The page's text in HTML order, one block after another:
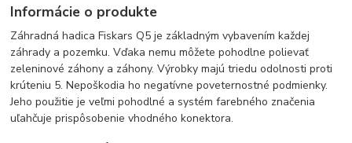
Informácie o produkte
Záhradná hadica Fiskars Q5 je základným vybavením každej
záhrady a pozemku. Vďaka nemu môžete pohodlne polievať
zeleninové záhony a záhony. Výrobky majú triedu odolnosti proti
krúteniu 5. Nepoškodia ho negatívne poveternostné podmienky.
Jeho použitie je veľmi pohodlné a systém farebného značenia
uľahčuje prispôsobenie vhodného konektora.